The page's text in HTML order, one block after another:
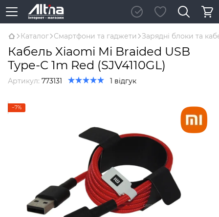
Каталог Смартфони та гаджети Зарядні блоки та
Кабель Xiaomi Mi Braided USB
Type-C 1m Red (SJV4110GL)
Артикул: 773131 1 відгук
−7%